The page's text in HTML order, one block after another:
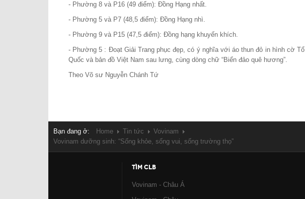
- Phường 8 và P16 (49 điểm): Đồng Hạng nhất.
- Phường 5 và P7 (48,5 điểm): Đồng Hạng nhì.
- Phường 9 và P15 (47,5 điểm): Đồng hạng khuyến khích.
- Phường 5 : Đoạt Giải Trang phục đẹp, có ý nghĩa với áo thun đỏ in hình cờ Tổ
Quốc và bản đồ Việt Nam sau lưng, cùng dòng chữ “Biển đảo quê hương”.
Theo Võ sư Nguyễn Chánh Tứ
Bạn đang ở: Home Tin tức
Vovinam
Vovinam dưỡng sinh: “Sống khỏe, sống vui, sống trường thọ”
TÌM CLB
Vovinam - Châu Á